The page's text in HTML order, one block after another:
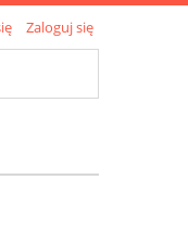
Zaloguj się